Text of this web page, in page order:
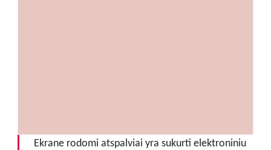
Ekrane rodomi atspalviai yra sukurti elektroniniu